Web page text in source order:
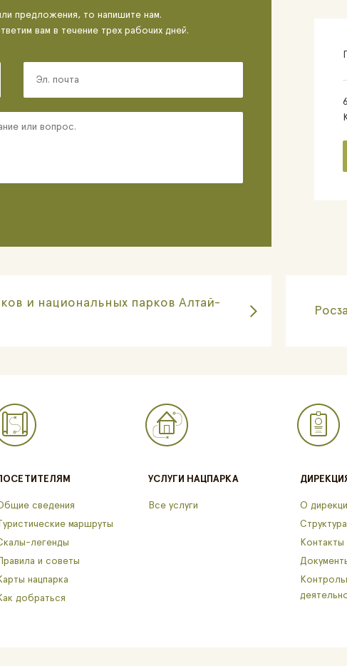
предложения, то напишите нам.
вам в течение трех рабочих дней.
и национальных парков Алтай-
сведения
Туристические маршруты
легенды
Правила и советы
нацпарка
добраться
УСЛУГИ НАЦПАРКА
Все услуги
О
Контакты